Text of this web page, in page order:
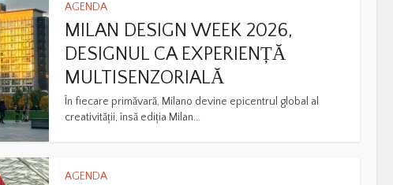
AGENDA
MILAN DESIGN WEEK 2026,
DESIGNUL CA EXPERIENȚĂ
MULTISENZORIALĂ
În fiecare primăvară, Milano devine epicentrul global al
creativității, însă ediția Milan...
AGENDA